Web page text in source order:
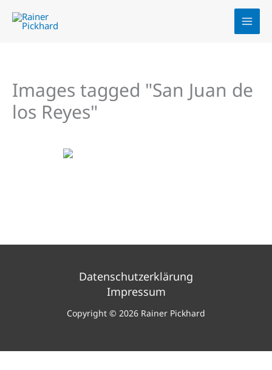
Inhalt
Images tagged "San Juan de
los Reyes"
Datenschutzerklärung
Impressum
Copyright © 2026 Rainer Pickhard